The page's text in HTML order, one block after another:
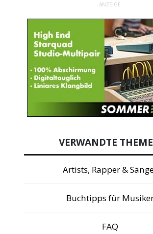
ANZEIGE
VERWANDTE
Artists, Rapper &
Buchtipps für
FAQ